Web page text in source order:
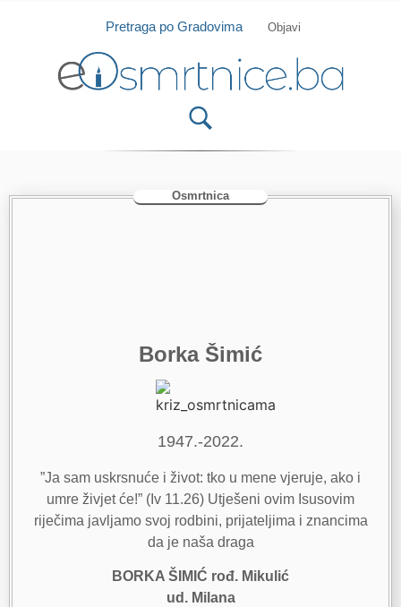
Isprobajte našu Android i IOS aplikaciju
Pretraga po Gradovima Objavi
Osmrtnica
Borka Šimić
1947.-2022.
”Ja sam uskrsnuće i život: tko u mene vjeruje, ako i
umre živjet će!” (Iv 11.26) Utješeni ovim Isusovim
riječima javljamo svoj rodbini, prijateljima i znancima
da je naša draga
BORKA ŠIMIĆ rođ. Mikulić
ud. Milana